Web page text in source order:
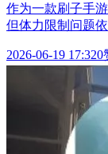
作为一款刷子手
但体力限制问题
2026-06-19 17:320